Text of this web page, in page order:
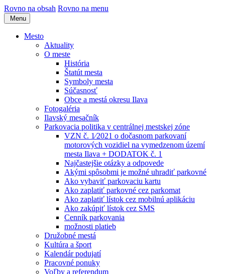
Rovno na obsah Rovno na menu
Menu
Mesto
Aktuality
O meste
História
Štatút mesta
Symboly mesta
Súčasnosť
Obce a mestá okresu Ilava
Fotogaléria
Ilavský mesačník
Parkovacia politika v centrálnej mestskej zóne
VZN č. 1⁄2021 o dočasnom parkovaní
motorových vozidiel na vymedzenom území
mesta Ilava + DODATOK č. 1
Najčastejšie otázky a odpovede
Akými spôsobmi je možné uhradiť parkovné
Ako vybaviť parkovaciu kartu
Ako zaplatiť parkovné cez parkomat
Ako zaplatiť lístok cez mobilnú aplikáciu
Ako zakúpiť lístok cez SMS
Cenník parkovania
možnosti platieb
Družobné mestá
Kultúra a šport
Kalendár podujatí
Pracovné ponuky
Voľby a referendum